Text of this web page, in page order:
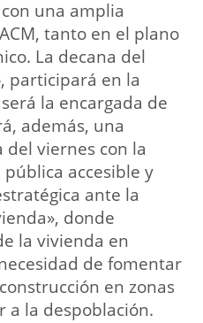
una amplia
tanto en el plano
La decana del
participará en la
la encargada de
además, una
viernes con la
accesible y
ante la
donde
la vivienda en
de fomentar
en zonas
a la despoblación.